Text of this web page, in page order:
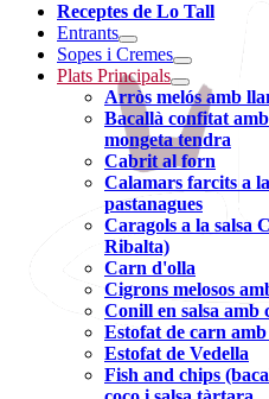
Receptes de Lo Tall
Entrants
Sopes i Cremes
Plats Principals
Arròs melós amb
Bacallà confitat
mongeta tendra
Cabrit al forn
Calamars farcits a
pastanagues
Caragols a la salsa
Ribalta)
Carn d'olla
Cigrons melosos
Conill en salsa amb
Estofat de carn amb
Estofat de Vedella
Fish and chips